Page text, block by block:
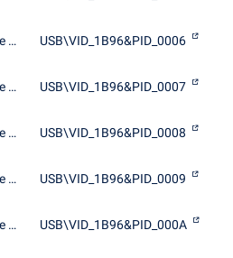
N-trig DuoSense Composite Root interface USB\VID_1B96&PID_0006
N-trig DuoSense Composite Root interface USB\VID_1B96&PID_0007
N-trig DuoSense Composite Root interface USB\VID_1B96&PID_0008
N-trig DuoSense Composite Root interface USB\VID_1B96&PID_0009
N-trig DuoSense Composite Root interface USB\VID_1B96&PID_000A